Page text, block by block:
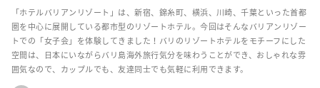
「ホテルバリアンリゾート」は、新宿、錦糸町、横浜、川崎、千葉といった首都
圏を中心に展開している都市型のリゾートホテル。今回はそんなバリアンリゾー
トでの「女子会」を体験してきました！バリのリゾートホテルをモチーフにした
空間は、日本にいながらバリ島海外旅行気分を味わうことができ、おしゃれな雰
囲気なので、カップルでも、友達同士でも気軽に利用できます。